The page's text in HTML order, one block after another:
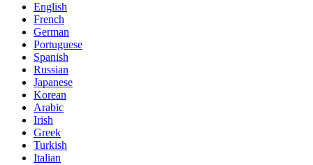
English
French
German
Portuguese
Spanish
Russian
Japanese
Korean
Arabic
Irish
Greek
Turkish
Italian